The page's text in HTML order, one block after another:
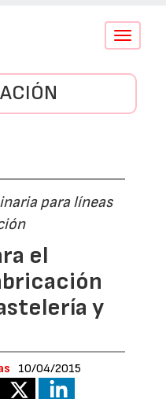
Conmutar
para líneas
el
y
10/04/2015